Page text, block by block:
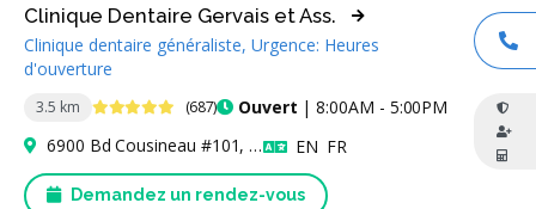
3.5 km 4.9 étoiles (687) Ouvert | 8:00AM - 5:00PM
Clinique Dentaire Gervais et Ass.
Clinique dentaire généraliste, Urgence: Heures
d'ouverture
Demandez un rendez-vous
6900 Bd Cousineau #101, Longueuil, QC J3Y 9A3, Canada EN Anglais
FR